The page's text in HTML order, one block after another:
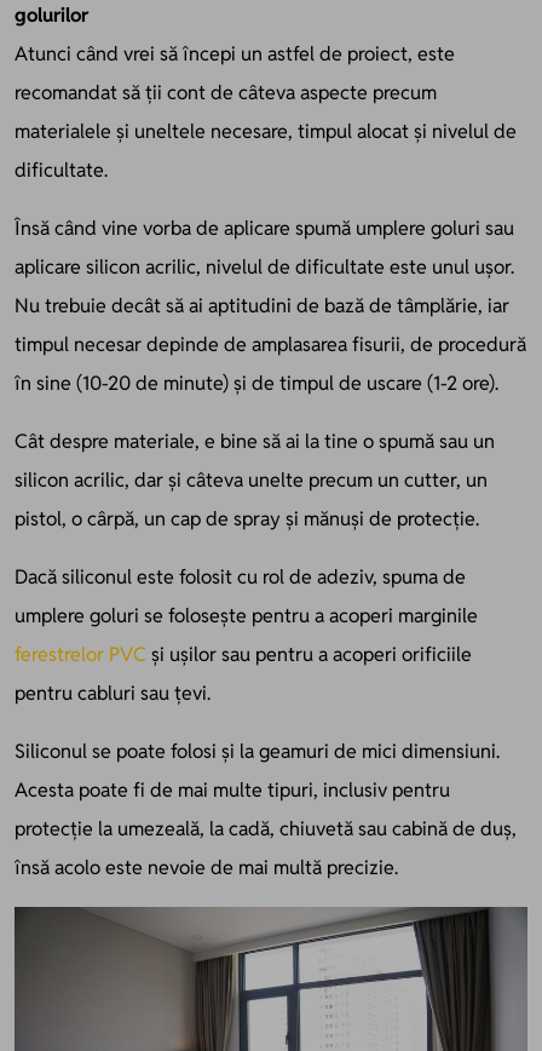
golurilor
Atunci când vrei să începi un astfel de proiect, este
recomandat să ții cont de câteva aspecte precum
materialele și uneltele necesare, timpul alocat și nivelul de
dificultate.
Însă când vine vorba de aplicare spumă umplere goluri sau
aplicare silicon acrilic, nivelul de dificultate este unul ușor.
Nu trebuie decât să ai aptitudini de bază de tâmplărie, iar
timpul necesar depinde de amplasarea fisurii, de procedură
în sine (10-20 de minute) și de timpul de uscare (1-2 ore).
Cât despre materiale, e bine să ai la tine o spumă sau un
silicon acrilic, dar și câteva unelte precum un cutter, un
pistol, o cârpă, un cap de spray și mănuși de protecție.
Dacă siliconul este folosit cu rol de adeziv, spuma de
umplere goluri se folosește pentru a acoperi marginile
ferestrelor PVC și ușilor sau pentru a acoperi orificiile
pentru cabluri sau țevi.
Siliconul se poate folosi și la geamuri de mici dimensiuni.
Acesta poate fi de mai multe tipuri, inclusiv pentru
protecție la umezeală, la cadă, chiuvetă sau cabină de duș,
însă acolo este nevoie de mai multă precizie.